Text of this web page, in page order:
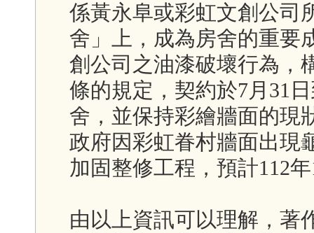
係黃永阜或彩虹文創公司
舍」上，成為房舍的重要
創公司之油漆破壞行為，
條的規定，契約於7月31
舍，並保持彩繪牆面的現
政府因彩虹眷村牆面出現
加固整修工程，預計112
由以上資訊可以理解，著